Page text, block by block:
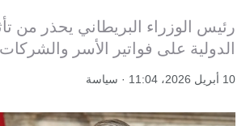
رئيس الوزراء البريطاني يحذر من
الدولية على فواتير الأسر
10 أبريل 2026، 11:04 · سياسة